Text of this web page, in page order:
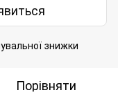
знижки
Порівняти